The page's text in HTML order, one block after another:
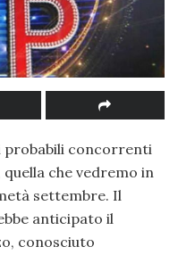
probabili concorrenti
quella che vedremo in
settembre. Il
anticipato il
conosciuto